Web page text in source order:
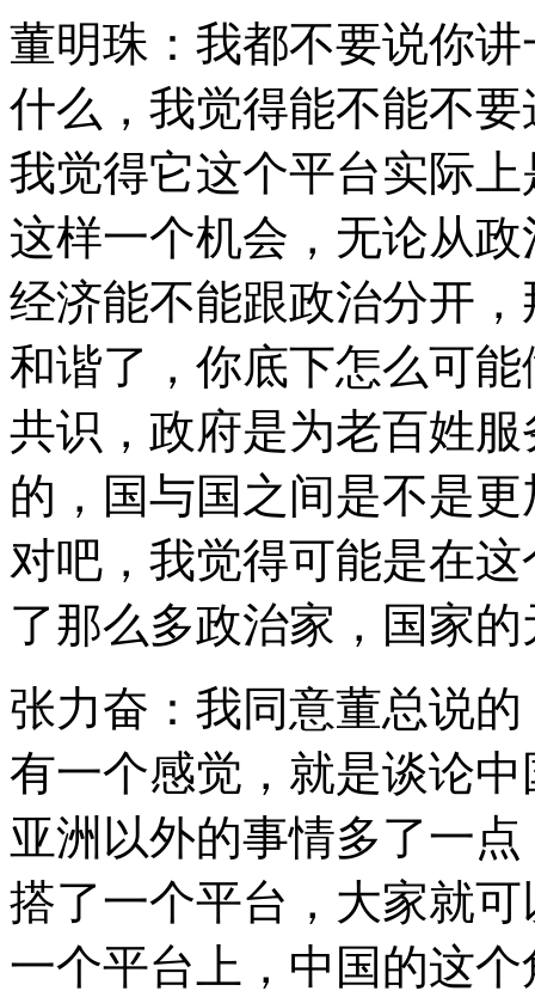
董明珠：我都不要说你
什么，我觉得能不能不
我觉得它这个平台实际
这样一个机会，无论从
经济能不能跟政治分开
和谐了，你底下怎么可
共识，政府是为老百姓
的，国与国之间是不是
对吧，我觉得可能是在
了那么多政治家，国家
张力奋：我同意董总说
有一个感觉，就是谈论
亚洲以外的事情多了一
搭了一个平台，大家就
一个平台上，中国的这